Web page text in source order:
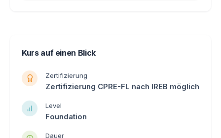
Kurs auf einen Blick
Zertifizierung
Zertifizierung CPRE-FL nach IREB möglich
Level
Foundation
Dauer